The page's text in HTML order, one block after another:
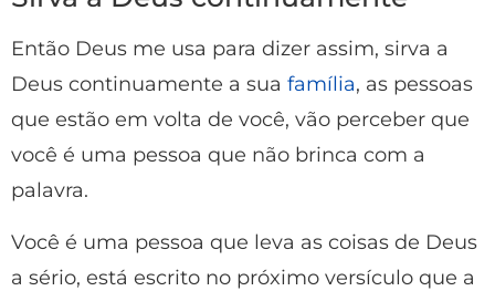
Então Deus me usa para dizer assim, sirva a
Deus continuamente a sua família, as pessoas
que estão em volta de você, vão perceber que
você é uma pessoa que não brinca com a
palavra.
Você é uma pessoa que leva as coisas de Deus
a sério, está escrito no próximo versículo que a